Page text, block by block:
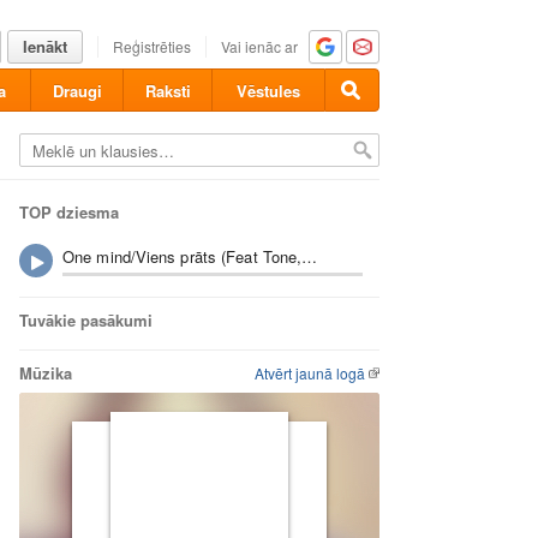
Ienākt Reģistrēties Vai ienāc ar
Draugi Raksti Vēstules
TOP dziesma
One mind/Viens prāts (Feat Tone, Vorheez)
Tuvākie pasākumi
Atvērt jaunā logā
Mūzika